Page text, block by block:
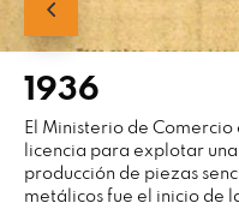
1936
El Ministerio de
licencia para explotar
producción de piezas
metálicos fue el inicio de